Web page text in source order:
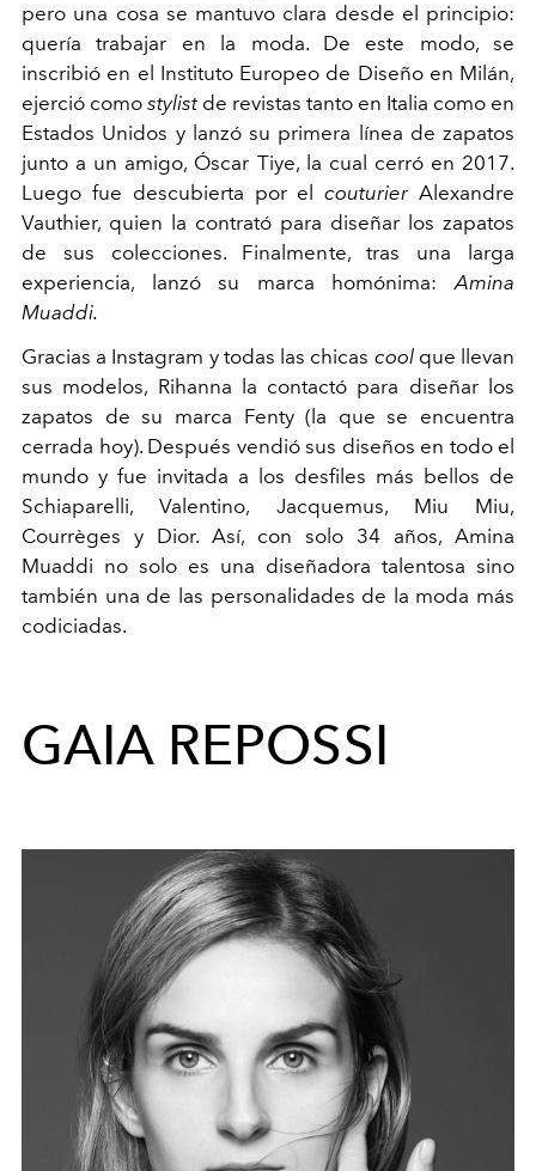
pero una cosa se mantuvo clara desde el principio:
quería trabajar en la moda. De este modo, se
inscribió en el Instituto Europeo de Diseño en Milán,
ejerció como stylistde revistas tanto en Italia como en
Estados Unidos y lanzó su primera línea de zapatos
junto a un amigo, Óscar Tiye, la cual cerró en 2017.
Luego fue descubierta por elcouturierAlexandre
Vauthier, quien la contrató para diseñar los zapatos
de sus colecciones. Finalmente, tras una larga
experiencia, lanzó su marca homónima:Amina
Muaddi.
Gracias a Instagram y todas las chicas coolque llevan
sus modelos, Rihanna la contactó para diseñar los
zapatos de su marca Fenty (la que se encuentra
cerrada hoy). Después vendió sus diseños en todo el
mundo y fue invitada a los desfiles más bellos de
Schiaparelli, Valentino, Jacquemus, Miu Miu,
Courrèges y Dior. Así, con solo 34 años, Amina
Muaddi no solo es una diseñadora talentosa sino
también una de las personalidades de la moda más
codiciadas.
GAIA REPOSSI